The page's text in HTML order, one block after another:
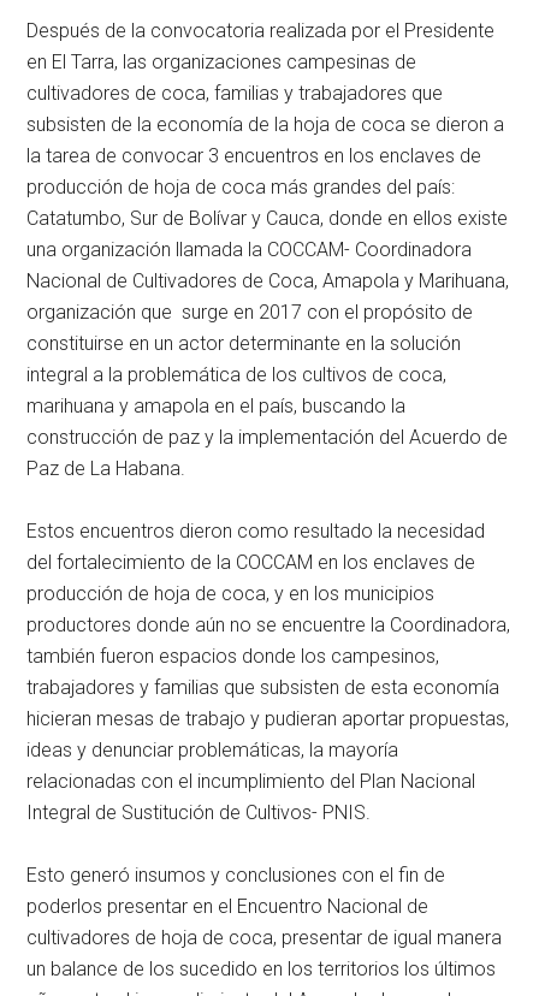
Después de la convocatoria realizada por el Presidente
en El Tarra, las organizaciones campesinas de
cultivadores de coca, familias y trabajadores que
subsisten de la economía de la hoja de coca se dieron a
la tarea de convocar 3 encuentros en los enclaves de
producción de hoja de coca más grandes del país:
Catatumbo, Sur de Bolívar y Cauca, donde en ellos existe
una organización llamada la COCCAM- Coordinadora
Nacional de Cultivadores de Coca, Amapola y Marihuana,
organización que surge en 2017 con el propósito de
constituirse en un actor determinante en la solución
integral a la problemática de los cultivos de coca,
marihuana y amapola en el país, buscando la
construcción de paz y la implementación del Acuerdo de
Paz de La Habana.
Estos encuentros dieron como resultado la necesidad
del fortalecimiento de la COCCAM en los enclaves de
producción de hoja de coca, y en los municipios
productores donde aún no se encuentre la Coordinadora,
también fueron espacios donde los campesinos,
trabajadores y familias que subsisten de esta economía
hicieran mesas de trabajo y pudieran aportar propuestas,
ideas y denunciar problemáticas, la mayoría
relacionadas con el incumplimiento del Plan Nacional
Integral de Sustitución de Cultivos- PNIS.
Esto generó insumos y conclusiones con el fin de
poderlos presentar en el Encuentro Nacional de
cultivadores de hoja de coca, presentar de igual manera
un balance de los sucedido en los territorios los últimos